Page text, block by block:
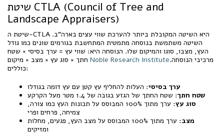
שיטת CTLA (Council of Tree and
Landscape Appraisers)
שיטת ה-CTLA היא השיטה המקובלת ביותר להערכת שווי עצים בארה"ב.
השיטה משתמשת בנוסחה מתמטית המתחשבת בגורמים שונים כמו גודל
העץ, מצבו, סוגו והמיקום שלו. הנוסחה היא: שווי עץ = ערך בסיסי × שטח
Noble Research Institute.מרכיבי הנוסחה
כוללים:
ערך בסיסי: העלות להחליף עץ קטן עם עץ דומה בגודלו
שטח חתך: שטח החתך של הגזע בגובה של 1.4 מטר מעל הקרקע
סוג עץ
: ערך מתוך 100% המבוסס על תכונות העץ כמו צורה,
צמיחה, פרחים ופרי
מצב
: ערך מתוך 100% המבוסס על מצב העץ, פגעים, מחלות
ומזיקים